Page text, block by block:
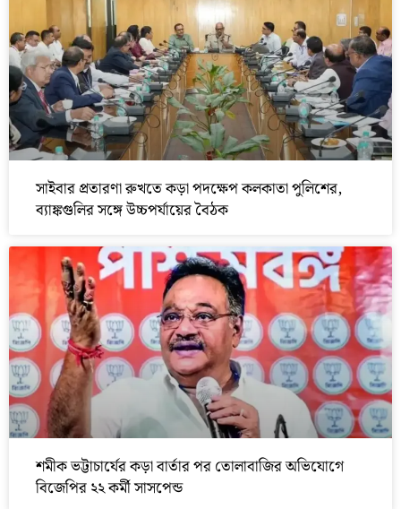
সাইবার প্রতারণা রুখতে কড়া পদক্ষেপ কলকাতা পুলিশের,
ব্যাঙ্কগুলির সঙ্গে উচ্চপর্যায়ের বৈঠক
শমীক ভট্টাচার্যের কড়া বার্তার পর তোলাবাজির অভিযোগে
বিজেপির ২২ কর্মী সাসপেন্ড